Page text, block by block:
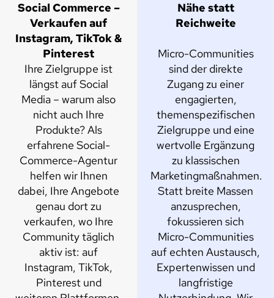
Social Commerce –
Verkaufen auf
Instagram, TikTok &
Pinterest
Ihre Zielgruppe ist
längst auf Social
Media – warum also
nicht auch Ihre
Produkte? Als
erfahrene Social-
Commerce-Agentur
helfen wir Ihnen
dabei, Ihre Angebote
genau dort zu
verkaufen, wo Ihre
Community täglich
aktiv ist: auf
Instagram, TikTok,
Pinterest und
Nähe statt
Reichweite
Micro-Communities
sind der direkte
Zugang zu einer
engagierten,
themenspezifischen
Zielgruppe und eine
wertvolle Ergänzung
zu klassischen
Marketingmaßnahmen.
Statt breite Massen
anzusprechen,
fokussieren sich
Micro-Communities
auf echten Austausch,
Expertenwissen und
langfristige